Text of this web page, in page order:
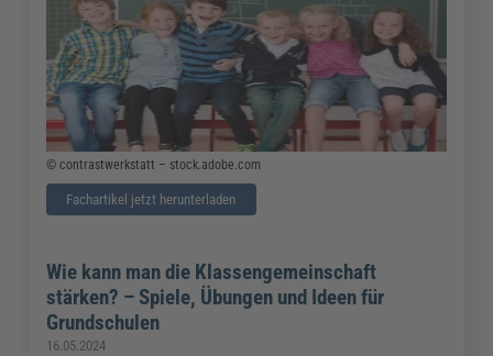
© contrastwerkstatt – stock.adobe.com
Fachartikel jetzt herunterladen
Wie kann man die Klassengemeinschaft
stärken? – Spiele, Übungen und Ideen für
Grundschulen
16.05.2024